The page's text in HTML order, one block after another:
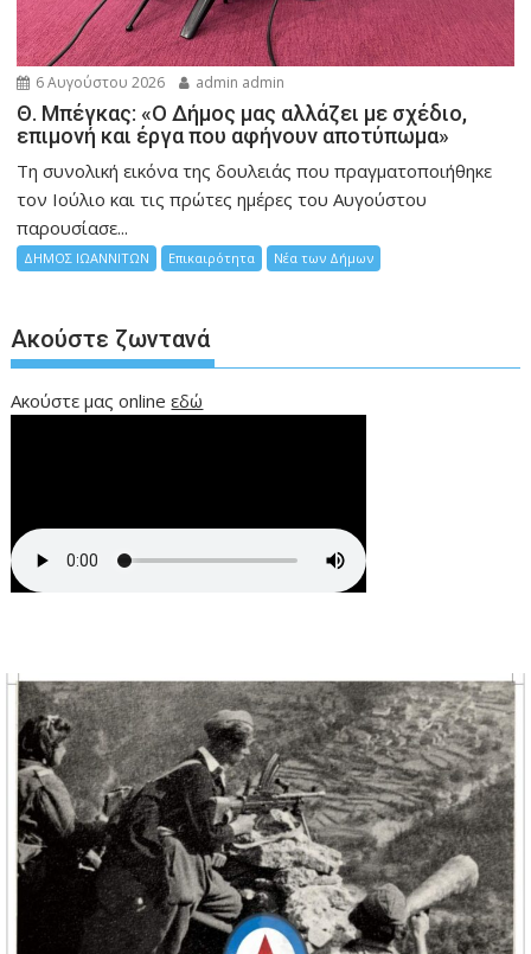
6 Αυγούστου 2026 admin admin
Θ. Μπέγκας: «Ο Δήμος μας αλλάζει με σχέδιο,
επιμονή και έργα που αφήνουν αποτύπωμα»
Τη συνολική εικόνα της δουλειάς που πραγματοποιήθηκε
τον Ιούλιο και τις πρώτες ημέρες του Αυγούστου
παρουσίασε...
ΔΗΜΟΣ ΙΩΑΝΝΙΤΩΝ Επικαιρότητα Νέα των Δήμων
Ακούστε ζωντανά
Ακούστε μας onlineεδώ